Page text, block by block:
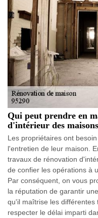
Qui peut prendre en
d'intérieur des
Les propriétaires ont
l'entretien de leur maison.
travaux de rénovation
de confier les opérations à
Par conséquent, on vous
la réputation de garantir
qu'il maîtrise les différentes
respecter le délai imparti